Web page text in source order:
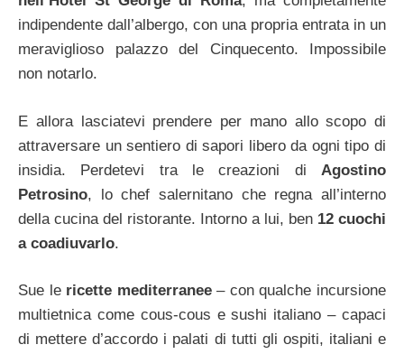
indipendente dall’albergo, con una propria entrata in un
meraviglioso palazzo del Cinquecento. Impossibile
non notarlo.
E allora lasciatevi prendere per mano allo scopo di
attraversare un sentiero di sapori libero da ogni tipo di
insidia. Perdetevi tra le creazioni di Agostino
Petrosino, lo chef salernitano che regna all’interno
della cucina del ristorante. Intorno a lui, ben 12 cuochi
a coadiuvarlo.
Sue le ricette mediterranee– con qualche incursione
multietnica come cous-cous e sushi italiano – capaci
di mettere d’accordo i palati di tutti gli ospiti, italiani e